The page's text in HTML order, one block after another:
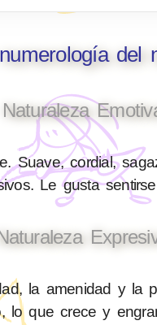
del
Naturaleza
Suave, cordial,
Le gusta
la amenidad y la
lo que crece y